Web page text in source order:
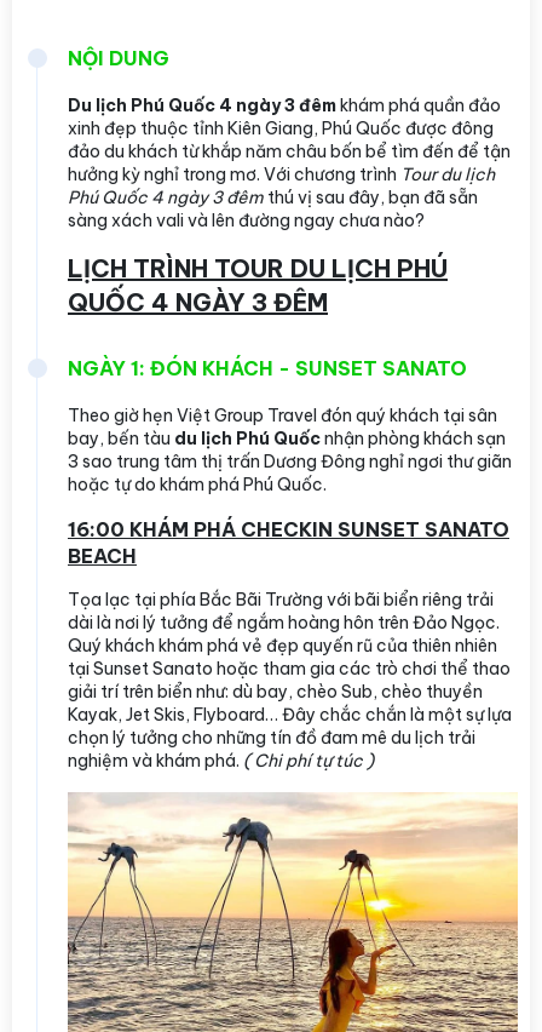
NỘI DUNG
Du lịch Phú Quốc 4 ngày 3 đêmkhám phá quần đảo
xinh đẹp thuộc tỉnh Kiên Giang, Phú Quốc được đông
đảo du khách từ khắp năm châu bốn bể tìm đến để tận
hưởng kỳ nghỉ trong mơ. Với chương trình Tour du lịch
Phú Quốc 4 ngày 3 đêm thú vị sau đây, bạn đã sẵn
sàng xách vali và lên đường ngay chưa nào?
LỊCH TRÌNH TOUR DU LỊCH PHÚ
QUỐC 4 NGÀY 3 ĐÊM
NGÀY 1: ĐÓN KHÁCH - SUNSET SANATO
Theo giờ hẹn Việt Group Travel đón quý khách tại sân
bay, bến tàu du lịch Phú Quốcnhận phòng khách sạn
3 sao trung tâm thị trấn Dương Đông nghỉ ngơi thư giãn
hoặc tự do khám phá Phú Quốc.
16:00 KHÁM PHÁ CHECKIN SUNSET SANATO
BEACH
Tọa lạc tại phía Bắc Bãi Trường với bãi biển riêng trải
dài là nơi lý tưởng để ngắm hoàng hôn trên Đảo Ngọc.
Quý khách khám phá vẻ đẹp quyến rũ của thiên nhiên
tại Sunset Sanato hoặc tham gia các trò chơi thể thao
giải trí trên biển như: dù bay, chèo Sub, chèo thuyền
Kayak, Jet Skis, Flyboard… Đây chắc chắn là một sự lựa
chọn lý tưởng cho những tín đồ đam mê du lịch trải
nghiệm và khám phá. ( Chi phí tự túc )